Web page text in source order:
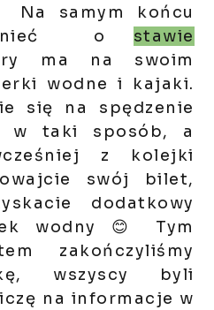
Na samym końcu
o stawie
ma na swoim
wodne i kajaki.
się na spędzenie
w taki sposób, a
z kolejki
swój bilet,
dodatkowy
wodny 😊 Tym
zakończyliśmy
wszyscy byli
na informacje w